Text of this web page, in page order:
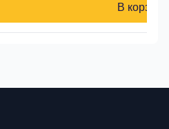
В корзину